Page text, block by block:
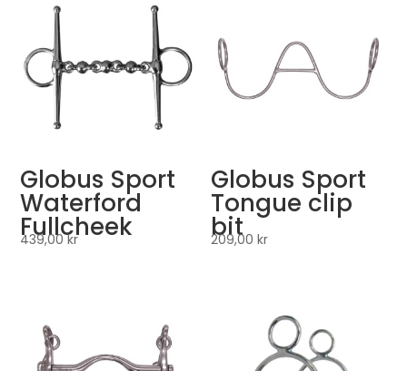
Globus Sport
Waterford
Fullcheek
439,00kr
Globus Sport
Tongue clip
bit
209,00kr